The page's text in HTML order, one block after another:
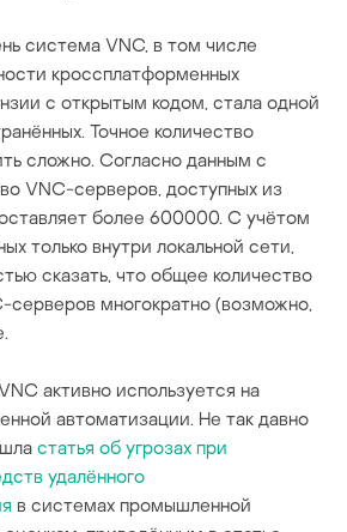
система VNC, в том числе
кроссплатформенных
с открытым кодом, стала одной
Точное количество
сложно. Согласно данным с
VNC-серверов, доступных из
более 600000. С учётом
только внутри локальной сети,
сказать, что общее количество
серверов многократно (возможно,
активно используется на
автоматизации. Не так давно
статья об угрозах при
удалённого
в системах промышленной